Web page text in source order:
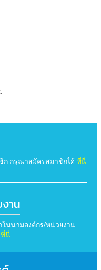
ก กรุณาสมัครสมาชิกได้ ที่นี่
าน
นนามองค์กร/หน่วยงาน
ที่นี่